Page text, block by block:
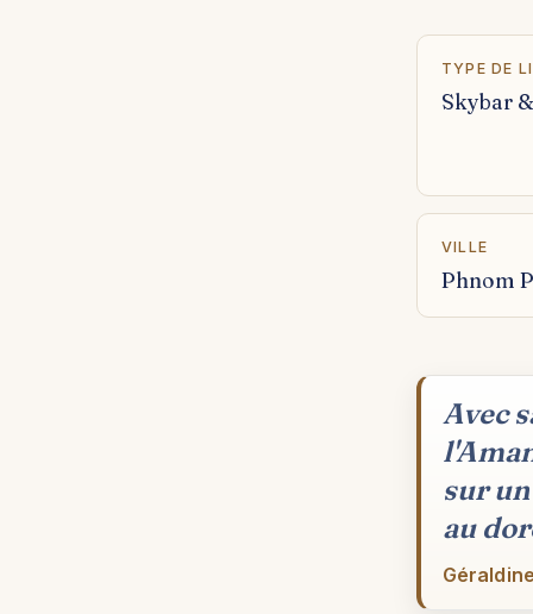
TYPE DE
Skybar
VILLE
Phnom
Avec
sur
au